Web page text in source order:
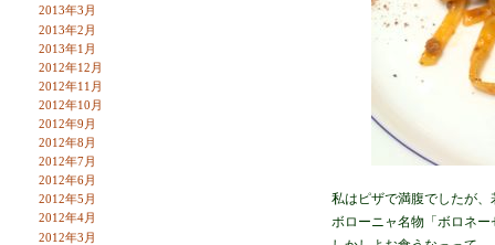
2013年3月
2013年2月
2013年1月
2012年12月
2012年11月
2012年10月
2012年9月
2012年8月
2012年7月
2012年6月
2012年5月
2012年4月
2012年3月
私はピザで満腹でしたが、
ボローニャ名物「ボロネー